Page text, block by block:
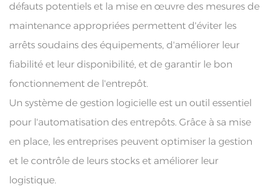
défauts potentiels et la mise en œuvre des mesures de
maintenance appropriées permettent d'éviter les
arrêts soudains des équipements, d'améliorer leur
fiabilité et leur disponibilité, et de garantir le bon
fonctionnement de l'entrepôt.
Un système de gestion logicielle est un outil essentiel
pour l'automatisation des entrepôts. Grâce à sa mise
en place, les entreprises peuvent optimiser la gestion
et le contrôle de leurs stocks et améliorer leur
logistique.